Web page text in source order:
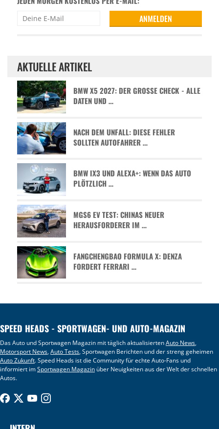
AKTUELLE ARTIKEL
BMW X5 2027: DER GROSSE CHECK - ALLE D
ATEN UND …
NACH DEM UNFALL: DIESE FEHLER
SOLLTEN AUTOFAHRER …
BMW IX3 UND ALEXA+: WENN DAS AUTO
PLÖTZLICH …
MGS6 EV TEST: CHINAS NEUER
HERAUSFORDERER IM …
FANGCHENGBAO FORMULA X: DENZA
FORDERT FERRARI …
SPEED HEADS - SPORTWAGEN- UND AUTO-MAGAZIN
Das Auto und Sportwagen Magazin mit täglich aktualisiertenAuto News,
Motorsport News,Auto Tests, Sportwagen Berichten und der streng geheimen
Auto Zukunft. Speed Heads ist die Community für echte Auto-Fans und
informiert imSportwagen Magazin über Neuigkeiten aus der Welt der schnellen
Autos.